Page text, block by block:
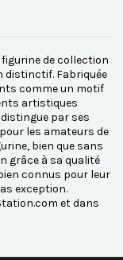
de collection
distinctif. Fabriquée
comme un motif
artistiques
par ses
les amateurs de
bien que sans
grâce à sa qualité
connus pour leur
exception.
et dans